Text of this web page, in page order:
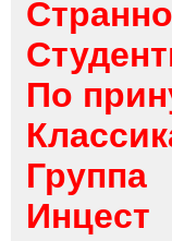
По
Группа
Инцест